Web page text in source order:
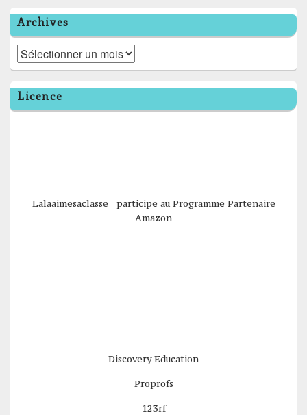
Archives
Archives
Licence
Lalaaimesaclasse participe au Programme Partenaire
Amazon
Discovery Education
Proprofs
123rf